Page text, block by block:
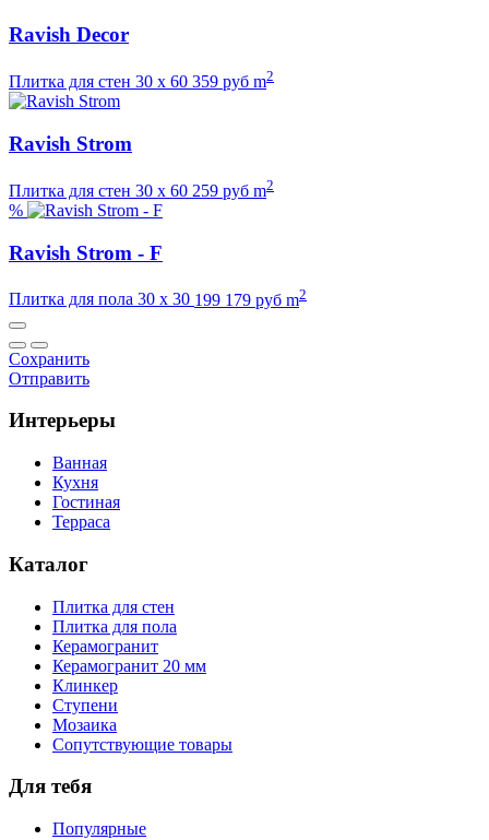
Ravish Decor
Плитка для стен 30 х 60 359 руб m2
Ravish Strom
Плитка для стен 30 х 60 259 руб m2
%
Ravish Strom - F
Плитка для пола 30 х 30 199 179 руб m2
Сохранить
Отправить
Интерьеры
Ванная
Кухня
Гостиная
Терраса
Каталог
Плитка для стен
Плитка для пола
Керамогранит
Керамогранит 20 мм
Клинкер
Ступени
Мозаика
Сопутствующие товары
Для тебя
Популярные